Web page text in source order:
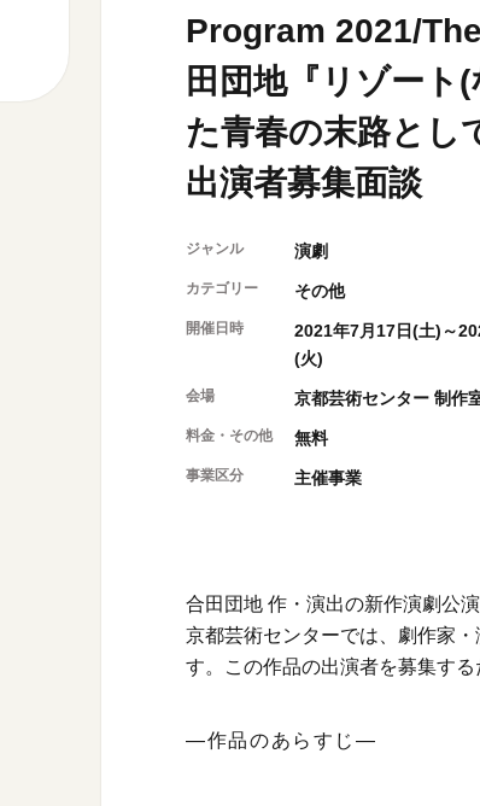
Program 2021/
田団地『リゾート(
た青春の末路とし
出演者募集面談
ジャンル 演劇
カテゴリー その他
開催日時
2021年7月17日(土)～
(火)
会場 京都芸術センター 制作
料金・その他 無料
事業区分 主催事業
合田団地 作・演出の新作演劇公
京都芸術センターでは、劇作家
す。この作品の出演者を募集する
―作品のあらすじ―